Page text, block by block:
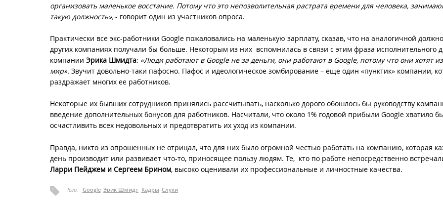
организовать маленькое восстание. Потому что это непозволительная растрата времени для человека,
такую должность», - говорит один из участников опроса.
Практически все экс-работники Google пожаловались на маленькую зарплату, сказав, что на аналогичной
других компаниях получали бы больше. Некоторым из них вспомнилась в связи с этим фраза исполнительного
компании Эрика Шмидта: «Люди работают в Google не за деньги, они работают в Google, потому что они хотят
мир». Звучит довольно-таки пафосно. Пафос и идеологическое зомбирование – еще один «пунктик» компании,
раздражает многих ее работников.
Некоторые их бывших сотрудников принялись рассчитывать, насколько дорого обошлось бы руководству
введение дополнительных бонусов для работников. Насчитали, что около 1% годовой прибыли Google хватило
осчастливить всех недовольных и предотвратить их уход из компании.
Правда, никто из опрошенных не отрицал, что для них было огромной честью работать на компанию, которая
день производит или развивает что-то, приносящее пользу людям. Те, кто по работе непосредственно
Ларри Пейджем и Сергеем Брином, высоко оценивали их профессиональные и личностные качества.
Теги: Google Эрик Шмидт Кадры Слухи